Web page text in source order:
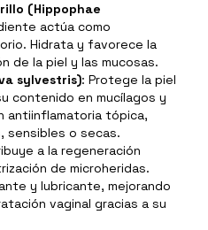
(Hippophae
actúa como
Hidrata y favorece la
de la piel y las mucosas.
sylvestris): Protege la piel
contenido en mucílagos y
antiinflamatoria tópica,
sensibles o secas.
a la regeneración
de microheridas.
y lubricante, mejorando
vaginal gracias a su